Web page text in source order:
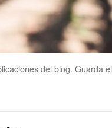
del blog. Guarda